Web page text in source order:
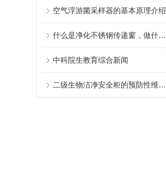
空气浮游菌采样器的基本原理介绍
什么是净化不锈钢传递窗，做什么用的？
中科院生教育综合新闻
二级生物洁净安全柜的预防性维护周期与更换标准